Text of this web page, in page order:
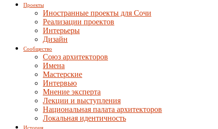
Проекты
Иностранные проекты для Сочи
Реализации проектов
Интерьеры
Дизайн
Сообщество
Союз архитекторов
Имена
Мастерские
Интервью
Мнение эксперта
Лекции и выступления
Национальная палата архитекторов
Локальная идентичность
История